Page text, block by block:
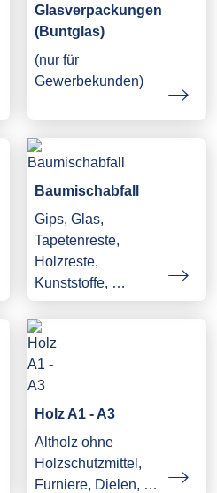
Glasverpackungen
(Buntglas)
(nur für
Gewerbekunden)
Baumischabfall
Gips, Glas,
Tapetenreste,
Holzreste,
Kunststoffe, …
Holz A1 - A3
Altholz ohne
Holzschutzmittel,
Furniere, Dielen, …